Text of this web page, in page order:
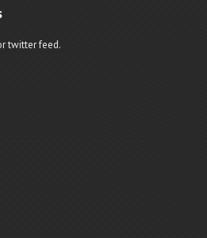
twitter feed.